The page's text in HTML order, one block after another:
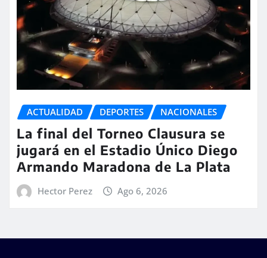
ACTUALIDAD DEPORTES NACIONALES
La final del Torneo Clausura se
jugará en el Estadio Único Diego
Armando Maradona de La Plata
Hector Perez Ago 6, 2026